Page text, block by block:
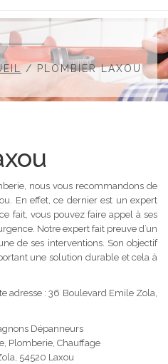
/ PLOMBIER LAXOU
nous vous recommandons de
En effet, ce dernier est un expert
fait, vous pouvez faire appel à ses
Notre expert fait preuve d’un
de ses interventions. Son objectif
une solution durable et cela à
adresse : 36 Boulevard Emile Zola,
Dépanneurs
Plomberie, Chauffage
54520 Laxou